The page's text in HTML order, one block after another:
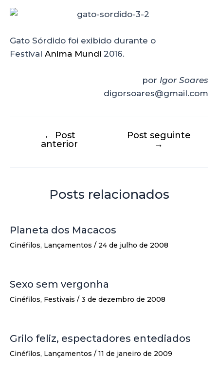
Gato Sórdido foi exibido durante o
Festival Anima Mundi 2016.
por Igor Soares
digorsoares@gmail.com
← Post
anterior
Post seguinte
→
Posts relacionados
Planeta dos Macacos
Cinéfilos, Lançamentos / 24 de julho de 2008
Sexo sem vergonha
Cinéfilos, Festivais / 3 de dezembro de 2008
Grilo feliz, espectadores entediados
Cinéfilos, Lançamentos / 11 de janeiro de 2009